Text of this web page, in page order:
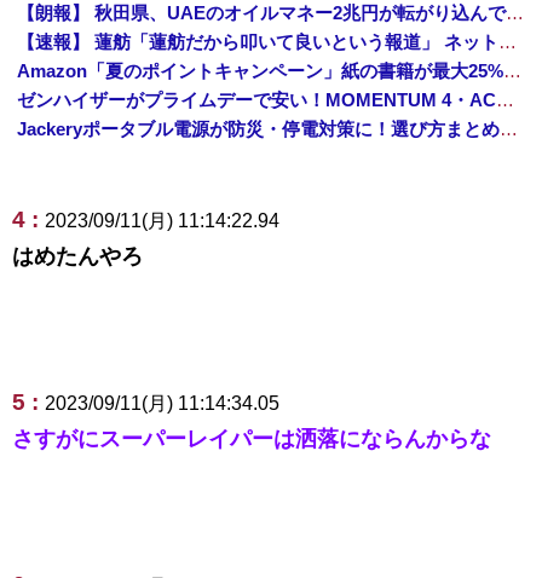
【朗報】 秋田県、UAEのオイルマネー2兆円が転がり込んでガチで東北最強になるぞｗｗｗｗｗｗｗ
【速報】 蓮舫「蓮舫だから叩いて良いという報道」 ネット「高市だから叩いて良いをやってるのがお前だろ」
Amazon「夏のポイントキャンペーン」紙の書籍が最大25%ポイント還元 対象と条件を整理（2026年7月）
ゼンハイザーがプライムデーで安い！MOMENTUM 4・ACCENTUMなど対象モデルまとめ！
Jackeryポータブル電源が防災・停電対策に！選び方まとめ【プライムデー最終日】
4 : 2023/09/11(月) 11:14:22.94
はめたんやろ
5 : 2023/09/11(月) 11:14:34.05
さすがにスーパーレイパーは洒落にならんからな